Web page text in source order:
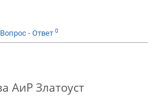
Вопрос - Ответ 0
АиР Златоуст